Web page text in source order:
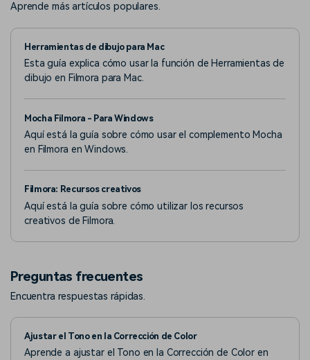
Aprende más artículos populares.
Herramientas de dibujo para Mac
Esta guía explica cómo usar la función de Herramientas de
dibujo en Filmora para Mac.
Mocha Filmora - Para Windows
Aquí está la guía sobre cómo usar el complemento Mocha
en Filmora en Windows.
Filmora: Recursos creativos
Aquí está la guía sobre cómo utilizar los recursos
creativos de Filmora.
Preguntas frecuentes
Encuentra respuestas rápidas.
Ajustar el Tono en la Corrección de Color
Aprende a ajustar el Tono en la Corrección de Color en